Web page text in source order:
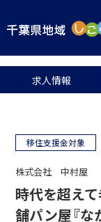
求人情報
移住支援金対象
株式会社 中村屋
時代を超え
舗パン屋『